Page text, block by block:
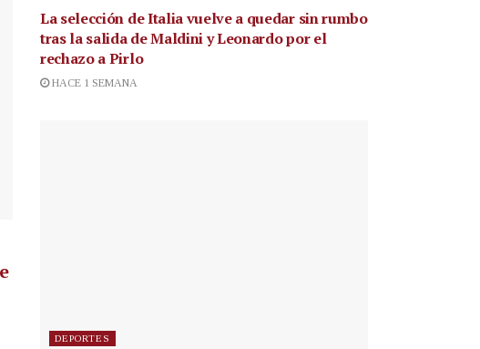
La selección de Italia vuelve a quedar sin rumbo
tras la salida de Maldini y Leonardo por el
rechazo a Pirlo
HACE 1 SEMANA
DEPORTES